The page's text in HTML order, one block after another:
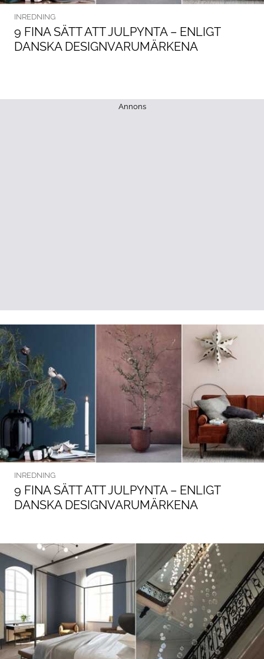
INREDNING
9 FINA SÄTT ATT JULPYNTA – ENLIGT
DANSKA DESIGNVARUMÄRKENA
Annons
INREDNING
9 FINA SÄTT ATT JULPYNTA – ENLIGT
DANSKA DESIGNVARUMÄRKENA